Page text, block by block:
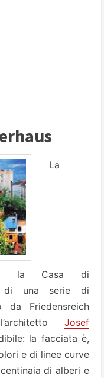
La
la Casa di
di una serie di
da Friedensreich
Josef
la facciata è,
e di linee curve
di alberi e